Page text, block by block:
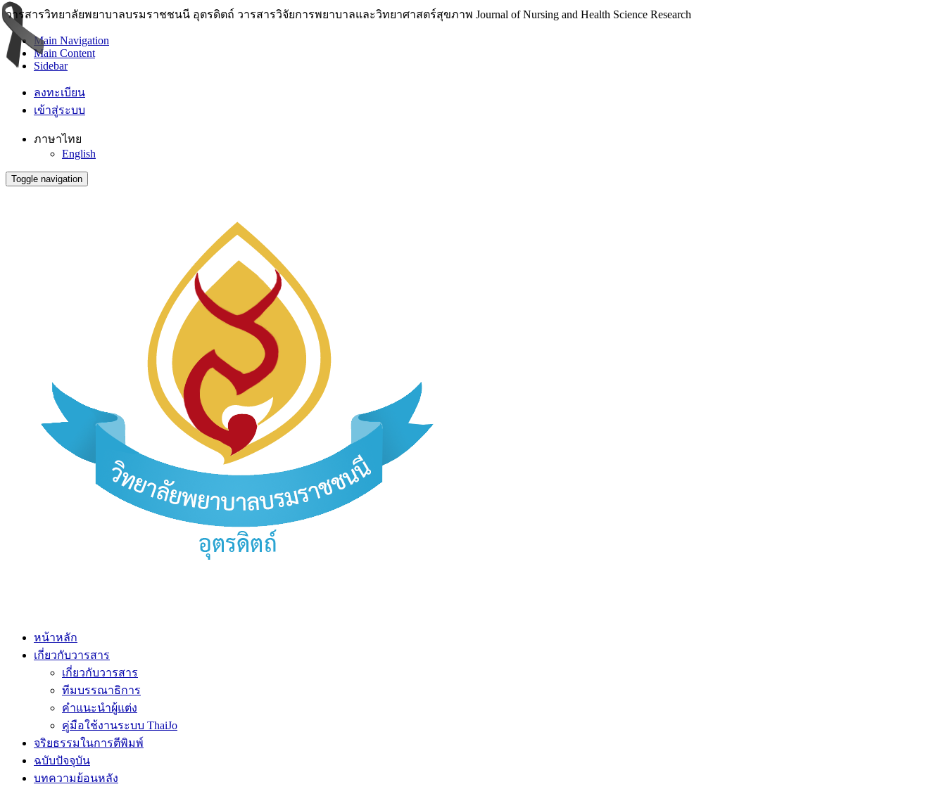
วารสารวิทยาลัยพยาบาลบรมราชชนนี อุตรดิตถ์ วารสารวิจัยการพยาบาลและวิทยาศาสตร์สุขภาพ Journal of Nursing and Health Science Research
Main Navigation
Main Content
Sidebar
ลงทะเบียน
เข้าสู่ระบบ
ภาษาไทย
English
Toggle navigation
หน้าหลัก
เกี่ยวกับวารสาร
เกี่ยวกับวารสาร
ทีมบรรณาธิการ
คำแนะนำผู้แต่ง
คู่มือใช้งานระบบ ThaiJo
จริยธรรมในการตีพิมพ์
ฉบับปัจจุบัน
บทความย้อนหลัง